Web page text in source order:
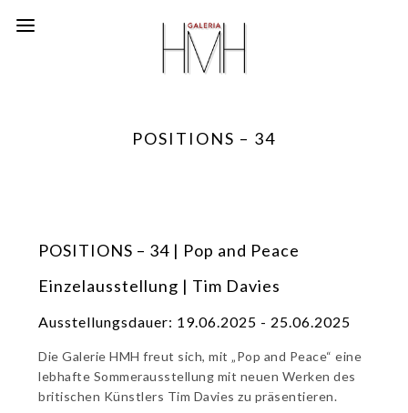
POSITIONS – 34
POSITIONS – 34 | Pop and Peace
Einzelausstellung | Tim Davies
Ausstellungsdauer: 19.06.2025 - 25.06.2025
Die Galerie HMH freut sich, mit „Pop and Peace“ eine
lebhafte Sommerausstellung mit neuen Werken des
britischen Künstlers Tim Davies zu präsentieren.